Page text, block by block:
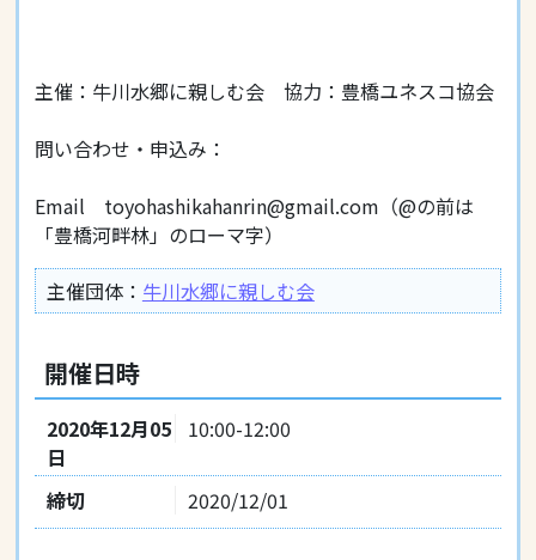
主催：牛川水郷に親しむ会 協力：豊橋ユネスコ協会
問い合わせ・申込み：
Email toyohashikahanrin@gmail.com（@の前は
「豊橋河畔林」のローマ字）
主催団体： 牛川水郷に親しむ会
開催日時
2020年12月05
日
10:00-12:00
締切 2020/12/01